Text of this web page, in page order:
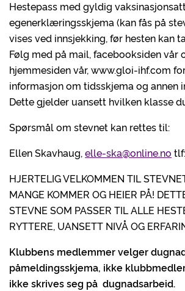
Hestepass med gyldig
egenerklæringsskjema (kan fås på
vises ved innsjekking, før hesten kan
Følg med på mail, facebooksiden vår
hjemmesiden vår, www.gloi-ihf.com
informasjon om tidsskjema og annen
Dette gjelder uansett hvilken klasse
Spørsmål om stevnet kan rettes til:
Ellen Skavhaug,elle-ska@online.no
HJERTELIG VELKOMMEN TIL
MANGE KOMMER OG HEIER PÅ!
STEVNE SOM PASSER TIL ALLE
RYTTERE, UANSETT NIVÅ OG
Klubbens medlemmer velger
påmeldingsskjema, ikke
ikke skrives seg på dugnadsarbeid.